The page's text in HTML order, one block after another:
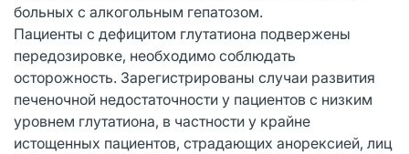
больных с алкогольным гепатозом.
Пациенты с дефицитом глутатиона подвержены
передозировке, необходимо соблюдать
осторожность. Зарегистрированы случаи развития
печеночной недостаточности у пациентов с низким
уровнем глутатиона, в частности у крайне
истощенных пациентов, страдающих анорексией, лиц